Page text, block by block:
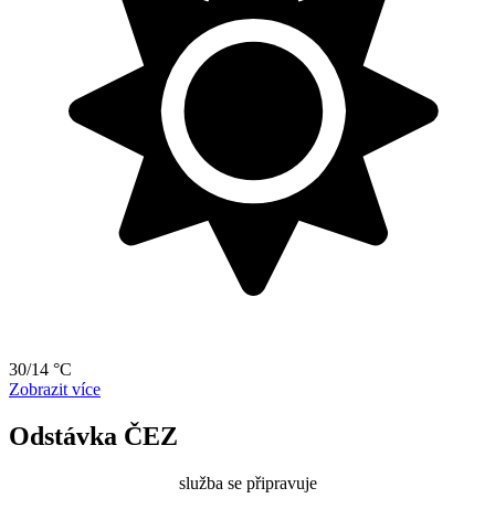
30/14 °C
Zobrazit více
Odstávka ČEZ
služba se připravuje